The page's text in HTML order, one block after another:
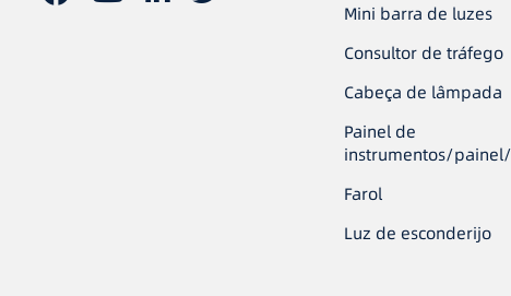
Mini barra de luzes
Consultor de tráfego
Cabeça de lâmpada
Painel de
instrumentos/
Farol
Luz de esconderijo